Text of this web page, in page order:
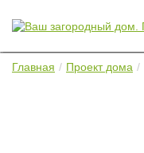
Главная Проект дома